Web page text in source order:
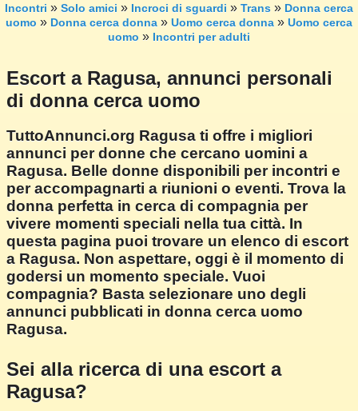
Incontri » Solo amici » Incroci di sguardi » Trans » Donna cerca
uomo » Donna cerca donna » Uomo cerca donna » Uomo cerca
uomo » Incontri per adulti
Escort a Ragusa, annunci personali
di donna cerca uomo
TuttoAnnunci.org Ragusa ti offre i migliori
annunci per donne che cercano uomini a
Ragusa. Belle donne disponibili per incontri e
per accompagnarti a riunioni o eventi. Trova la
donna perfetta in cerca di compagnia per
vivere momenti speciali nella tua città. In
questa pagina puoi trovare un elenco di escort
a Ragusa. Non aspettare, oggi è il momento di
godersi un momento speciale. Vuoi
compagnia? Basta selezionare uno degli
annunci pubblicati in donna cerca uomo
Ragusa.
Sei alla ricerca di una escort a
Ragusa?